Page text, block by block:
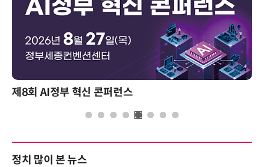
제8회 AI정부 혁신 콘퍼런스
정치 많이 본 뉴스